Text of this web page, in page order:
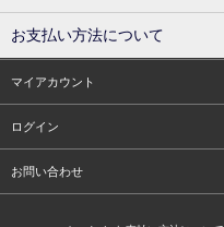
お支払い方法について
マイアカウント
ログイン
お問い合わせ